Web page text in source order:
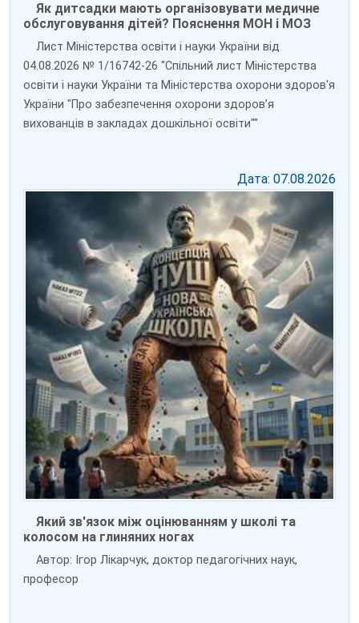
Як дитсадки мають організовувати медичне
обслуговування дітей? Пояснення МОН і МОЗ
Лист Міністерства освіти і науки України від
04.08.2026 № 1/16742-26 "Спільний лист Міністерства
освіти і науки України та Міністерства охорони здоров'я
України "Про забезпечення охорони здоров’я
вихованців в закладах дошкільної освіти""
Дата: 07.08.2026
Який зв'язок між оцінюванням у школі та
колосом на глиняних ногах
Автор: Ігор Лікарчук, доктор педагогічних наук,
професор